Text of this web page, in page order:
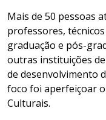
Mais de 50 pessoas
professores,
graduação e pós-
outras instituições
de desenvolvimento
foco foi aperfeiçoar
Culturais.